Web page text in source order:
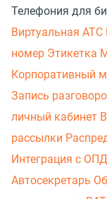
Телефония для
Виртуальная АТС
номер Этикетка
Корпоративный
Запись
личный кабинет
рассылки
Интеграция с
Автосекретарь